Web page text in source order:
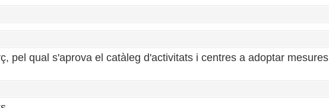
pel qual s'aprova el catàleg d'activitats i centres a adoptar mesures